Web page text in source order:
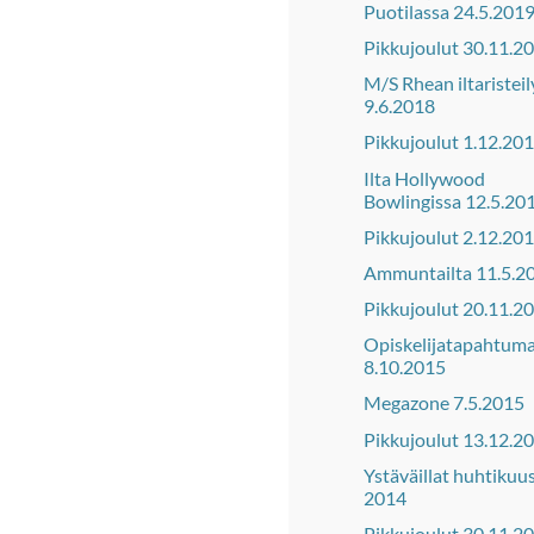
Puotilassa 24.5.2019
Pikkujoulut
M/S Rhean
9.6.2018
Pikkujoulut
Ilta Hollywood
Bowlingissa
Pikkujoulut
Ammuntailta
Pikkujoulut
8.10.2015
Megazone 7.5.2015
Pikkujoulut
Ystäväillat
2014